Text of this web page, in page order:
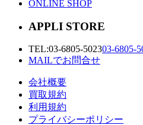
ONLINE SHOP
APPLI STORE
TEL:03-6805-502303-6805-
MAILでお問合せ
会社概要
買取規約
利用規約
プライバシーポリシー